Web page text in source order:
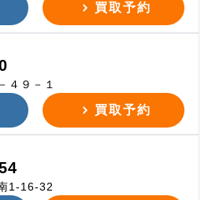
買取予約
４９－１
買取予約
1-16-32